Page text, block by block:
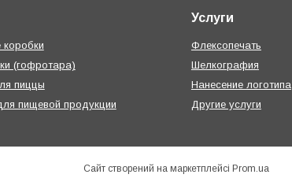
коробки
(гофротара)
пиццы
пищевой продукции
Услуги
Флексопечать
Шелкография
Нанесение логотипа
Другие услуги
Сайт створений на маркетплейсі Prom.ua